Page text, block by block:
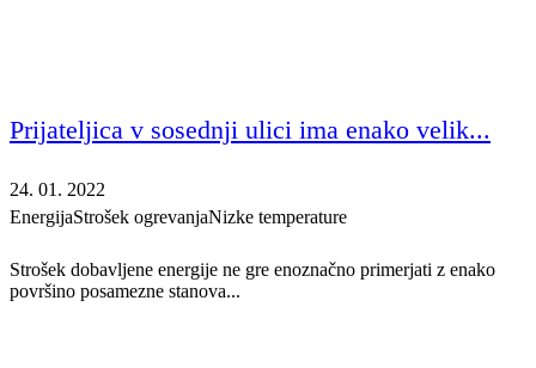
Prijateljica v sosednji ulici ima enako velik...
24. 01. 2022
EnergijaStrošek ogrevanjaNizke temperature
Strošek dobavljene energije ne gre enoznačno primerjati z enako
površino posamezne stanova...